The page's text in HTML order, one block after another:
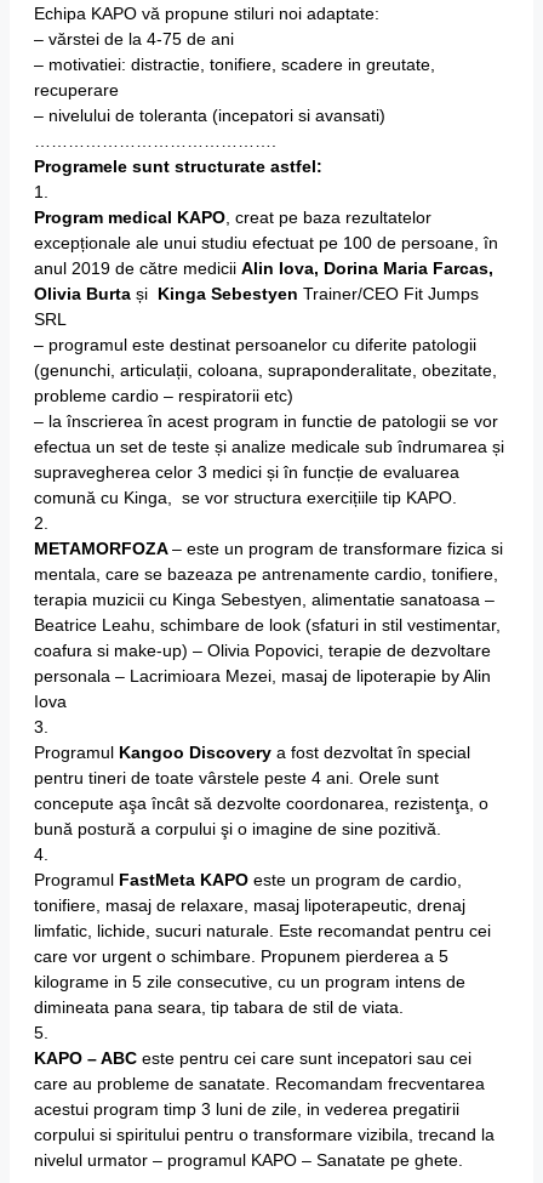
Echipa KAPO vă propune stiluri noi adaptate:
– vărstei de la 4-75 de ani
– motivatiei: distractie, tonifiere, scadere in greutate,
recuperare
– nivelului de toleranta (incepatori si avansati)
…………………………………….
Programele sunt structurate astfel:
1.
Program medical KAPO, creat pe baza rezultatelor
excepționale ale unui studiu efectuat pe 100 de persoane, în
anul 2019 de către medicii Alin Iova, Dorina Maria Farcas,
Olivia Burta și Kinga Sebestyen Trainer/CEO Fit Jumps
SRL
– programul este destinat persoanelor cu diferite patologii
(genunchi, articulații, coloana, supraponderalitate, obezitate,
probleme cardio – respiratorii etc)
– la înscrierea în acest program in functie de patologii se vor
efectua un set de teste și analize medicale sub îndrumarea și
supravegherea celor 3 medici și în funcție de evaluarea
comună cu Kinga, se vor structura exercițiile tip KAPO.
2.
METAMORFOZA– este un program de transformare fizica si
mentala, care se bazeaza pe antrenamente cardio, tonifiere,
terapia muzicii cu Kinga Sebestyen, alimentatie sanatoasa –
Beatrice Leahu, schimbare de look (sfaturi in stil vestimentar,
coafura si make-up) – Olivia Popovici, terapie de dezvoltare
personala – Lacrimioara Mezei, masaj de lipoterapie by Alin
Iova
3.
Programul Kangoo Discovery a fost dezvoltat în special
pentru tineri de toate vârstele peste 4 ani. Orele sunt
concepute aşa încât să dezvolte coordonarea, rezistenţa, o
bună postură a corpului şi o imagine de sine pozitivă.
4.
Programul FastMeta KAPO este un program de cardio,
tonifiere, masaj de relaxare, masaj lipoterapeutic, drenaj
limfatic, lichide, sucuri naturale. Este recomandat pentru cei
care vor urgent o schimbare. Propunem pierderea a 5
kilograme in 5 zile consecutive, cu un program intens de
dimineata pana seara, tip tabara de stil de viata.
5.
KAPO – ABC este pentru cei care sunt incepatori sau cei
care au probleme de sanatate. Recomandam frecventarea
acestui program timp 3 luni de zile, in vederea pregatirii
corpului si spiritului pentru o transformare vizibila, trecand la
nivelul urmator – programul KAPO – Sanatate pe ghete.